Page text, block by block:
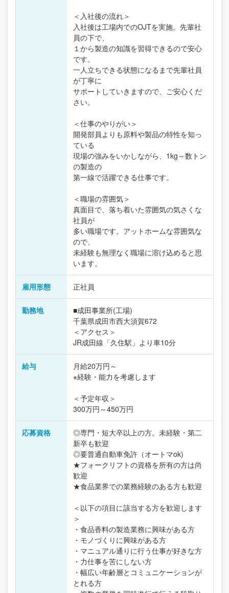
＜入社後の流れ＞
入社後は工場内でのOJTを実施。先輩社
員の下で、
１から製造の知識を習得できるので安心
です。
一人立ちできる状態になるまで先輩社員
が丁寧に
サポートしていきますので、ご安心くだ
さい。
＜仕事のやりがい＞
開発部員よりも原料や製品の特性を知っ
ている
現場の強みをいかしながら、1kg～数トン
の製造の
第一線で活躍できる仕事です。
＜職場の雰囲気＞
真面目で、落ち着いた雰囲気の気さくな
社員が
多い職場です。アットホームな雰囲気な
ので、
未経験も無理なく職場に溶け込めると思
います。
雇用形態 正社員
勤務地
■成田事業所(工場)
千葉県成田市西大須賀672
＜アクセス＞
JR成田線「久住駅」より車10分
給与
月給20万円～
※経験・能力を考慮します
＜予定年収＞
300万円～450万円
応募資格
◎専門・短大卒以上の方。未経験・第二
新卒も歓迎
◎要普通自動車免許（オートマok)
★フォークリフトの資格を所有の方は尚
歓迎
★食品業界での業務経験のある方も歓迎
＜以下の項目に該当する方を歓迎します
＞
・食品香料の製造業務に興味がある方
・モノづくりに興味がある方
・マニュアル通りに行う仕事が好きな方
・力仕事を苦にしない方
・幅広い年齢層とコミュニケーションが
とれる方